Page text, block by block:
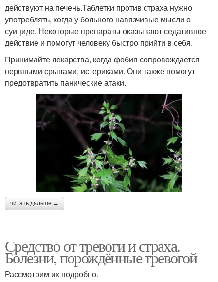
действуют на печень.Таблетки против страха нужно
употреблять, когда у больного навязчивые мысли о
суициде. Некоторые препараты оказывают седативное
действие и помогут человеку быстро прийти в себя.
Принимайте лекарства, когда фобия сопровождается
нервными срывами, истериками. Они также помогут
предотвратить панические атаки.
читать дальше →
Средство от тревоги и страха.
Болезни, порождённые тревогой
Рассмотрим их подробно.